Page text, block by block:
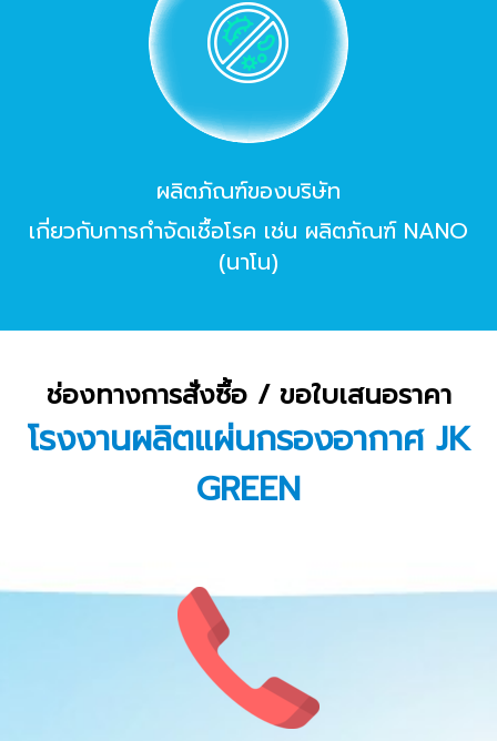
ผลิตภัณฑ์ของบริษัท
เกี่ยวกับการกําจัดเชื้อโรค เช่น ผลิตภัณฑ์ NANO
(นาโน)
ช่องทางการสั่งซื้อ / ขอใบเสนอราคา
โรงงานผลิตแผ่นกรองอากาศ JK
GREEN